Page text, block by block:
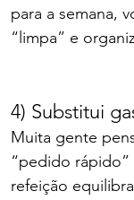
para a semana,
“limpa” e
4) Substitui
Muita gente
“pedido rápido”
refeição